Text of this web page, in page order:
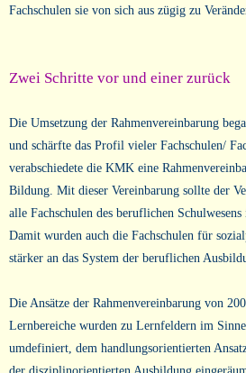
Fachschulen sie von sich aus zügig zu
Zwei Schritte vor und einer zurück
Die Umsetzung der Rahmenvereinbarung
und schärfte das Profil vieler Fachschulen/
verabschiedete die KMK eine
Bildung. Mit dieser Vereinbarung sollte der
alle Fachschulen des beruflichen
Damit wurden auch die Fachschulen für
stärker an das System der beruflichen
Die Ansätze der Rahmenvereinbarung von
Lernbereiche wurden zu Lernfeldern im
umdefiniert, dem handlungsorientierten